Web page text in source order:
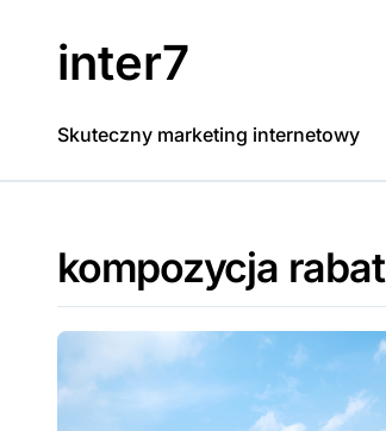
inter7
Skuteczny marketing internetowy
kompozycja rabat